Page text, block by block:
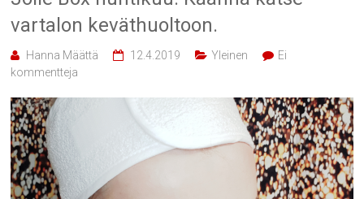
vartalon keväthuoltoon.
Hanna Määttä 12.4.2019 Yleinen
Ei
kommentteja